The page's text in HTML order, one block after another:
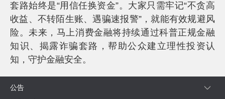
套路始终是“用信任换资金”。大家只需牢记“不贪高
收益、不转陌生账、遇骗速报警”，就能有效规避风
险。未来，马上消费金融将持续通过科普正规金融
知识、揭露诈骗套路，帮助公众建立理性投资认
知，守护金融安全。
公告